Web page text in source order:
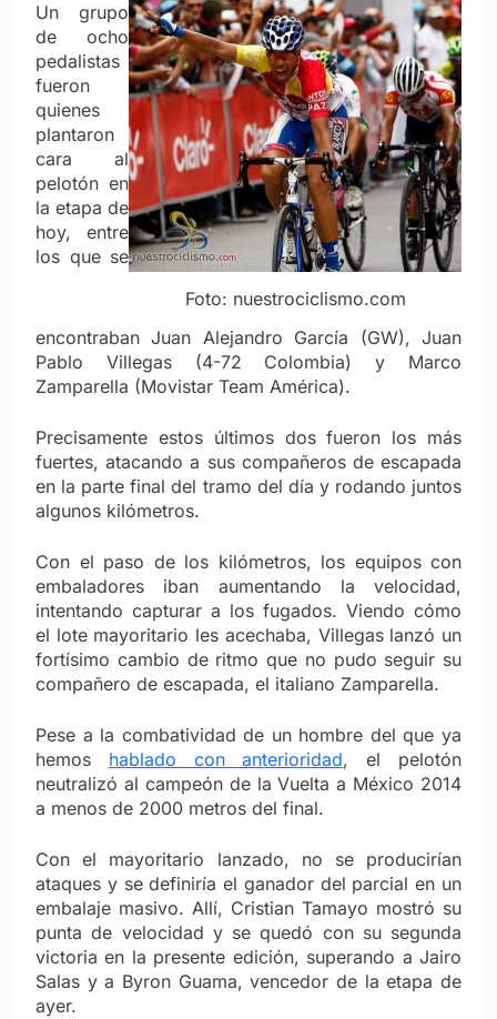
Foto: nuestrociclismo.com
Un grupo
de ocho
pedalistas
fueron
quienes
plantaron
cara al
pelotón en
la etapa de
hoy, entre
los que se
encontraban Juan Alejandro García (GW), Juan
Pablo Villegas (4-72 Colombia) y Marco
Zamparella (Movistar Team América).
Precisamente estos últimos dos fueron los más
fuertes, atacando a sus compañeros de escapada
en la parte final del tramo del día y rodando juntos
algunos kilómetros.
Con el paso de los kilómetros, los equipos con
embaladores iban aumentando la velocidad,
intentando capturar a los fugados. Viendo cómo
el lote mayoritario les acechaba, Villegas lanzó un
fortísimo cambio de ritmo que no pudo seguir su
compañero de escapada, el italiano Zamparella.
Pese a la combatividad de un hombre del que ya
hemos hablado con anterioridad, el pelotón
neutralizó al campeón de la Vuelta a México 2014
a menos de 2000 metros del final.
Con el mayoritario lanzado, no se producirían
ataques y se definiría el ganador del parcial en un
embalaje masivo. Allí, Cristian Tamayo mostró su
punta de velocidad y se quedó con su segunda
victoria en la presente edición, superando a Jairo
Salas y a Byron Guama, vencedor de la etapa de
ayer.